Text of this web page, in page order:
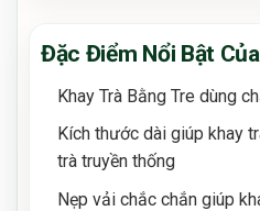
Đặc Điểm Nổi Bật
Khay Trà Bằng Tre dùng
Kích thước dài giúp khay
trà truyền thống
Nẹp vải chắc chắn giúp